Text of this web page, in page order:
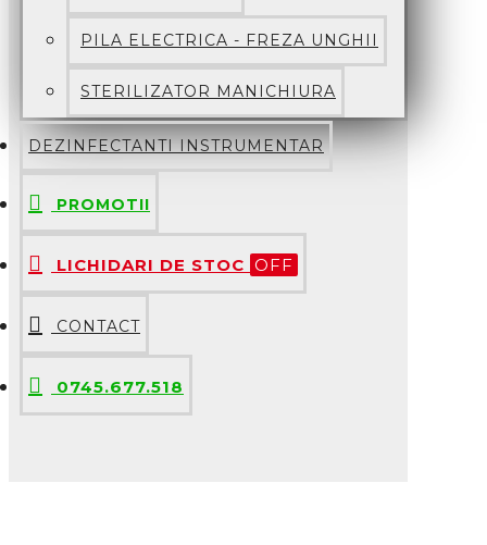
PILA ELECTRICA - FREZA UNGHII
STERILIZATOR MANICHIURA
DEZINFECTANTI INSTRUMENTAR
PROMOTII
LICHIDARI DE STOC OFF
CONTACT
0745.677.518